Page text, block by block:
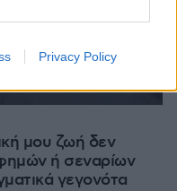
Privacy Policy
μου ζωή δεν
φημών ή σεναρίων
γεγονότα